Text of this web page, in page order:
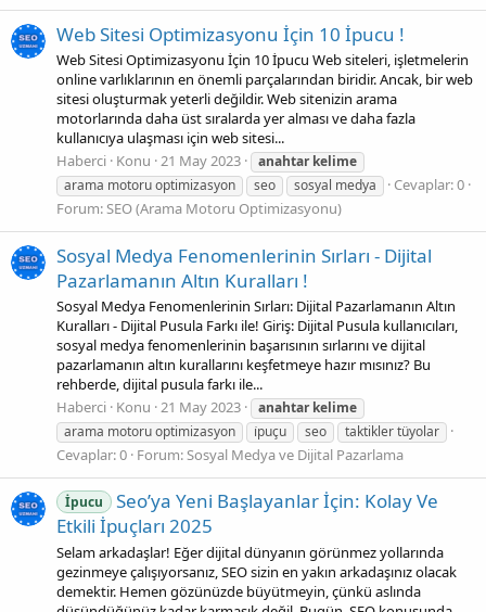
Web Sitesi Optimizasyonu İçin 10 İpucu !
Web Sitesi Optimizasyonu İçin 10 İpucu Web siteleri, işletmelerin
online varlıklarının en önemli parçalarından biridir. Ancak, bir web
sitesi oluşturmak yeterli değildir. Web sitenizin arama
motorlarında daha üst sıralarda yer alması ve daha fazla
kullanıcıya ulaşması için web sitesi...
Haberci Konu 21 May 2023 anahtar kelime
arama motoru optimizasyon
seo sosyal medya
Cevaplar: 0
Forum:SEO (Arama Motoru Optimizasyonu)
Sosyal Medya Fenomenlerinin Sırları - Dijital
Pazarlamanın Altın Kuralları !
Sosyal Medya Fenomenlerinin Sırları: Dijital Pazarlamanın Altın
Kuralları - Dijital Pusula Farkı ile! Giriş: Dijital Pusula kullanıcıları,
sosyal medya fenomenlerinin başarısının sırlarını ve dijital
pazarlamanın altın kurallarını keşfetmeye hazır mısınız? Bu
rehberde, dijital pusula farkı ile...
Haberci Konu 21 May 2023 anahtar kelime
arama motoru optimizasyon
i̇puçu seo taktikler tüyolar
Cevaplar: 0 Forum:Sosyal Medya ve Dijital Pazarlama
İpucu
Seo’ya Yeni Başlayanlar İçin: Kolay Ve
Etkili İpuçları 2025
Selam arkadaşlar! Eğer dijital dünyanın görünmez yollarında
gezinmeye çalışıyorsanız, SEO sizin en yakın arkadaşınız olacak
demektir. Hemen gözünüzde büyütmeyin, çünkü aslında